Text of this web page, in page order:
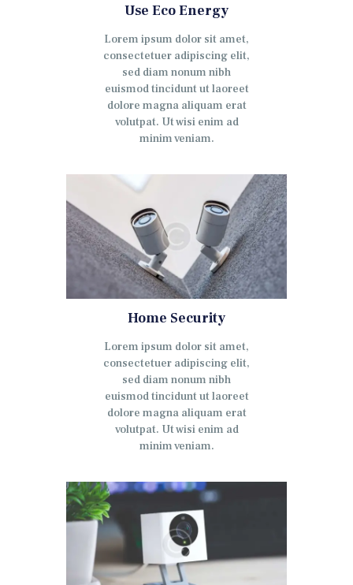
Use Eco Energy
Lorem ipsum dolor sit amet,
consectetuer adipiscing elit,
sed diam nonum nibh
euismod tincidunt ut laoreet
dolore magna aliquam erat
volutpat. Ut wisi enim ad
minim veniam.
Home Security
Lorem ipsum dolor sit amet,
consectetuer adipiscing elit,
sed diam nonum nibh
euismod tincidunt ut laoreet
dolore magna aliquam erat
volutpat. Ut wisi enim ad
minim veniam.